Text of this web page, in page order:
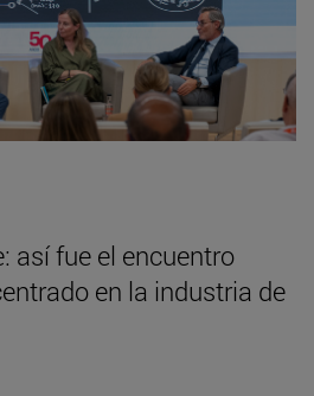
así fue el encuentro
en la industria de